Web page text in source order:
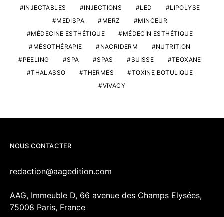
INJECTABLES
INJECTIONS LED
LIPOLYSE
MEDISPA
MERZ
MINCEUR
MÉDECINE ESTHÉTIQUE
MÉDECIN ESTHÉTIQUE
MÉSOTHÉRAPIE
NACRIDERM
NUTRITION
PEELING
SPA SPAS SUISSE
TEOXANE
THALASSO
THERMES
TOXINE BOTULIQUE
VIVACY
NOUS CONTACTER
redaction@aagedition.com
AAG, Immeuble D, 66 avenue des Champs Elysées,
75008 Paris, France